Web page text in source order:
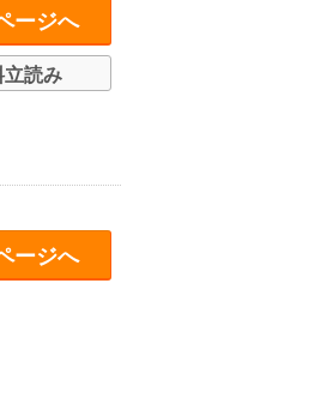
ージへ
立読み
ージへ